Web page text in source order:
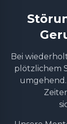
Bei
plötzlichem